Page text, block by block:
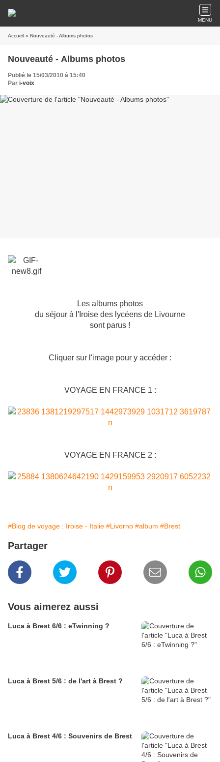
MENU
Accueil » Nouveauté - Albums photos
Nouveauté - Albums photos
Publié le 15/03/2010 à 15:40
Par i-voix
Les albums photos
du séjour à l'Iroise des lycéens de Livourne
sont parus !
Cliquer sur l'image pour y accéder :
VOYAGE EN FRANCE 1 :
VOYAGE EN FRANCE 2 :
#Blog de voyage : Iroise - Italie #Livorno #album #Brest
Partager
Vous aimerez aussi
Luca à Brest 6/6 : eTwinning ?
Luca à Brest 5/6 : de l'art à Brest ?
Luca à Brest 4/6 : Souvenirs de Brest